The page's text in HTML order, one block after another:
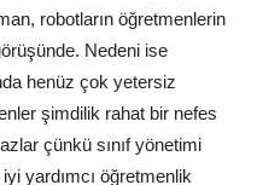
robotların öğretmenlerin
Nedeni ise
henüz çok yetersiz
şimdilik rahat bir nefes
çünkü sınıf yönetimi
yardımcı öğretmenlik